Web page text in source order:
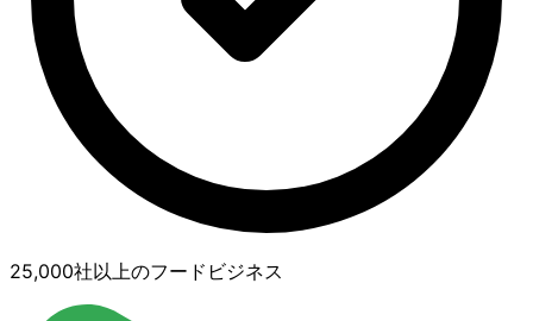
25,000社以上のフードビジネス